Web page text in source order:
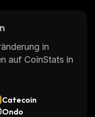
in
auf CoinStats in
Catecoin
Ondo